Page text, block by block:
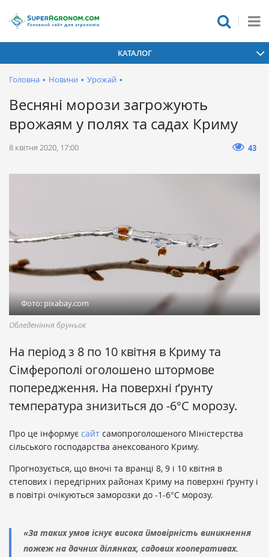
КАТАЛОГ
Головна • Новини • Урожай •
Весняні морози загрожують
врожаям у полях та садах Криму
8 квітня 2020, 17:00 43
Фото: pixabay.com
Обледеніння бруньок
На період з 8 по 10 квітня в Криму та
Сімферополі оголошено штормове
попередження. На поверхні ґрунту
температура знизиться до -6°С морозу.
Про це інформує сайт самопроголошеного Міністерства
сільського господарства анексованого Криму.
Прогнозується, що вночі та вранці 8, 9 і 10 квітня в
степових і передгірних районах Криму на поверхні ґрунту і
в повітрі очікуються заморозки до -1-6°С морозу.
«За таких умов існує висока ймовірність виникнення
пожеж на дачних ділянках, садових кооперативах.